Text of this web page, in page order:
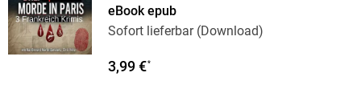
eBook epub
Sofort lieferbar (Download)
3,99 €*